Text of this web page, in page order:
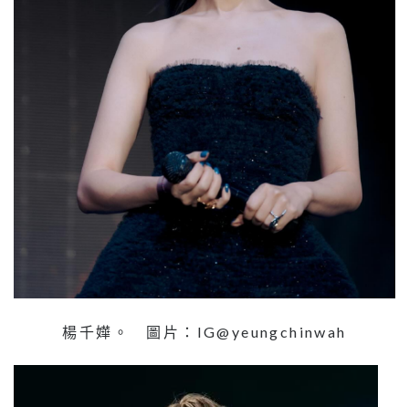
楊千嬅。 圖片：IG@yeungchinwah